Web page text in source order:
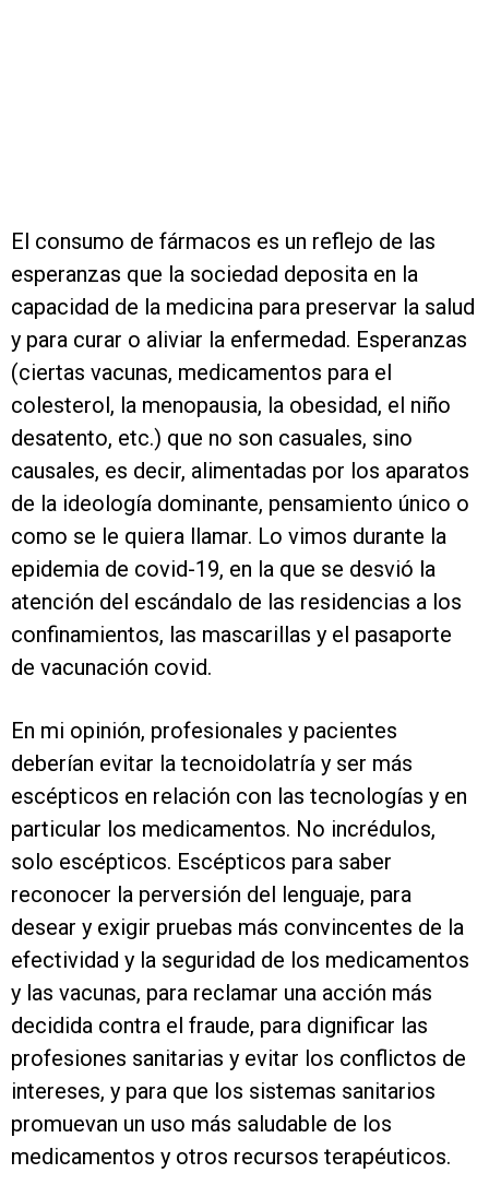
El consumo de fármacos es un reflejo de las
esperanzas que la sociedad deposita en la
capacidad de la medicina para preservar la salud
y para curar o aliviar la enfermedad. Esperanzas
(ciertas vacunas, medicamentos para el
colesterol, la menopausia, la obesidad, el niño
desatento, etc.) que no son casuales, sino
causales, es decir, alimentadas por los aparatos
de la ideología dominante, pensamiento único o
como se le quiera llamar. Lo vimos durante la
epidemia de covid-19, en la que se desvió la
atención del escándalo de las residencias a los
confinamientos, las mascarillas y el pasaporte
de vacunación covid.
En mi opinión, profesionales y pacientes
deberían evitar la tecnoidolatría y ser más
escépticos en relación con las tecnologías y en
particular los medicamentos. No incrédulos,
solo escépticos. Escépticos para saber
reconocer la perversión del lenguaje, para
desear y exigir pruebas más convincentes de la
efectividad y la seguridad de los medicamentos
y las vacunas, para reclamar una acción más
decidida contra el fraude, para dignificar las
profesiones sanitarias y evitar los conflictos de
intereses, y para que los sistemas sanitarios
promuevan un uso más saludable de los
medicamentos y otros recursos terapéuticos.